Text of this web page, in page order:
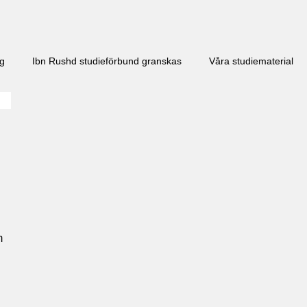
Ibn Rushd studieförbund granskas​ Våra studiematerial